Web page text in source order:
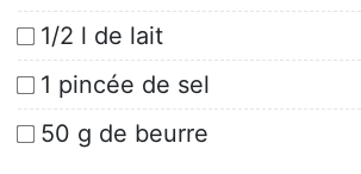
1/2 l de lait
1 pincée de sel
50 g de beurre